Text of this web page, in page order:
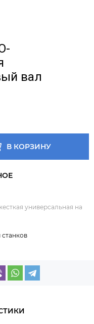
вал
В КОРЗИНУ
универсальная на
станков